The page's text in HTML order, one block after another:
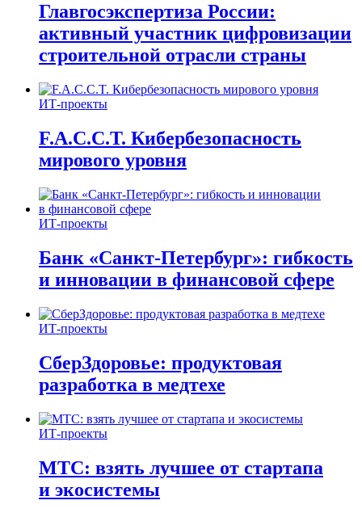
Главгосэкспертиза России:
активный участник цифровизации
строительной отрасли страны
ИТ-проекты
F.A.C.C.T. Кибербезопасность
мирового уровня
ИТ-проекты
Банк «Санкт-Петербург»: гибкость
и инновации в финансовой сфере
ИТ-проекты
СберЗдоровье: продуктовая
разработка в медтехе
ИТ-проекты
МТС: взять лучшее от стартапа
и экосистемы